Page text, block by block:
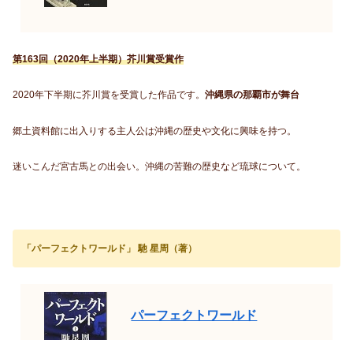
第163回（2020年上半期）芥川賞受賞作
2020年下半期に芥川賞を受賞した作品です。 沖縄県の那覇市が舞台
郷土資料館に出入りする主人公は沖縄の歴史や文化に興味を持つ。
迷いこんだ宮古馬との出会い。沖縄の苦難の歴史など琉球について。
「パーフェクトワールド」 馳 星周（著）
パーフェクトワールド